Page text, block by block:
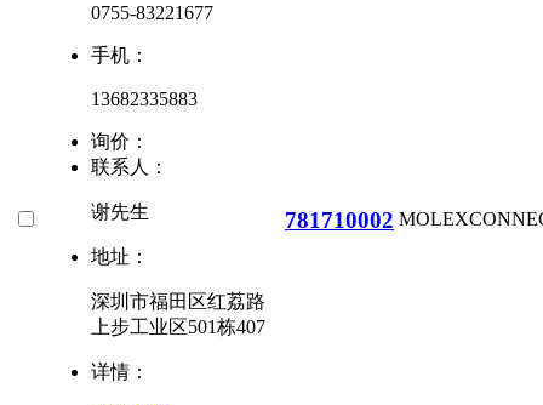
0755-83221677
手机：
13682335883
询价：
联系人：
谢先生
地址：
深圳市福田区红荔路
上步工业区501栋407
详情：
781710002 MOLEX